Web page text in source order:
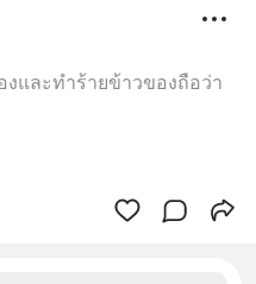
งและทำร้ายข้าวของถือว่า